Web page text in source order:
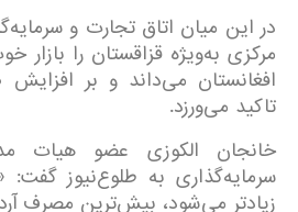
در این میان اتاق تجارت و
مرکزی به‌ويژه قزاقستان را بازار
افغانستان می‌داند و بر
تاکید می‌ورزد.
خانجان الکوزی عضو هیات
سرمایه‌گذاری به طلوع‌نیوز گفت:
زیادتر می‌شود، بیش‌ترین مصرف